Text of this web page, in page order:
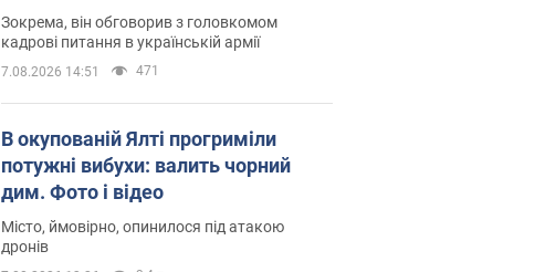
анонсував нові кроки
Зокрема, він обговорив з головкомом
кадрові питання в українській армії
7.08.2026 14:51 471
В окупованій Ялті прогриміли
потужні вибухи: валить чорний
дим. Фото і відео
Місто, ймовірно, опинилося під атакою
дронів